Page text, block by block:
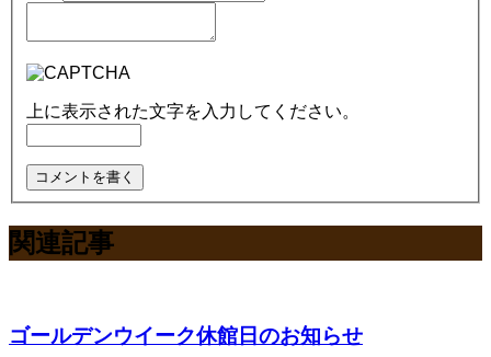
上に表示された文字を入力してください。
関連記事
ゴールデンウイーク休館日のお知らせ